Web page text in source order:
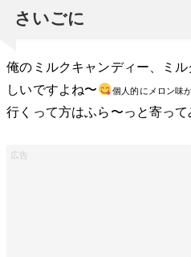
さいごに
俺のミルクキャンディー、ミ
しいですよね〜
個人的にメロン味
行くって方はふら〜っと寄っ